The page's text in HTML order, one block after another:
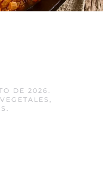
DE 2026 .
,
.